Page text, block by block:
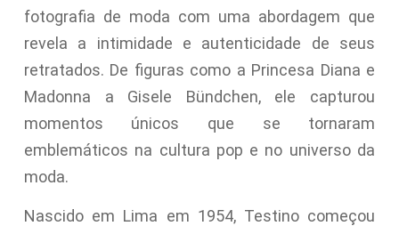
fotografia de moda com uma abordagem que
revela a intimidade e autenticidade de seus
retratados. De figuras como a Princesa Diana e
Madonna a Gisele Bündchen, ele capturou
momentos únicos que se tornaram
emblemáticos na cultura pop e no universo da
moda.
Nascido em Lima em 1954, Testino começou